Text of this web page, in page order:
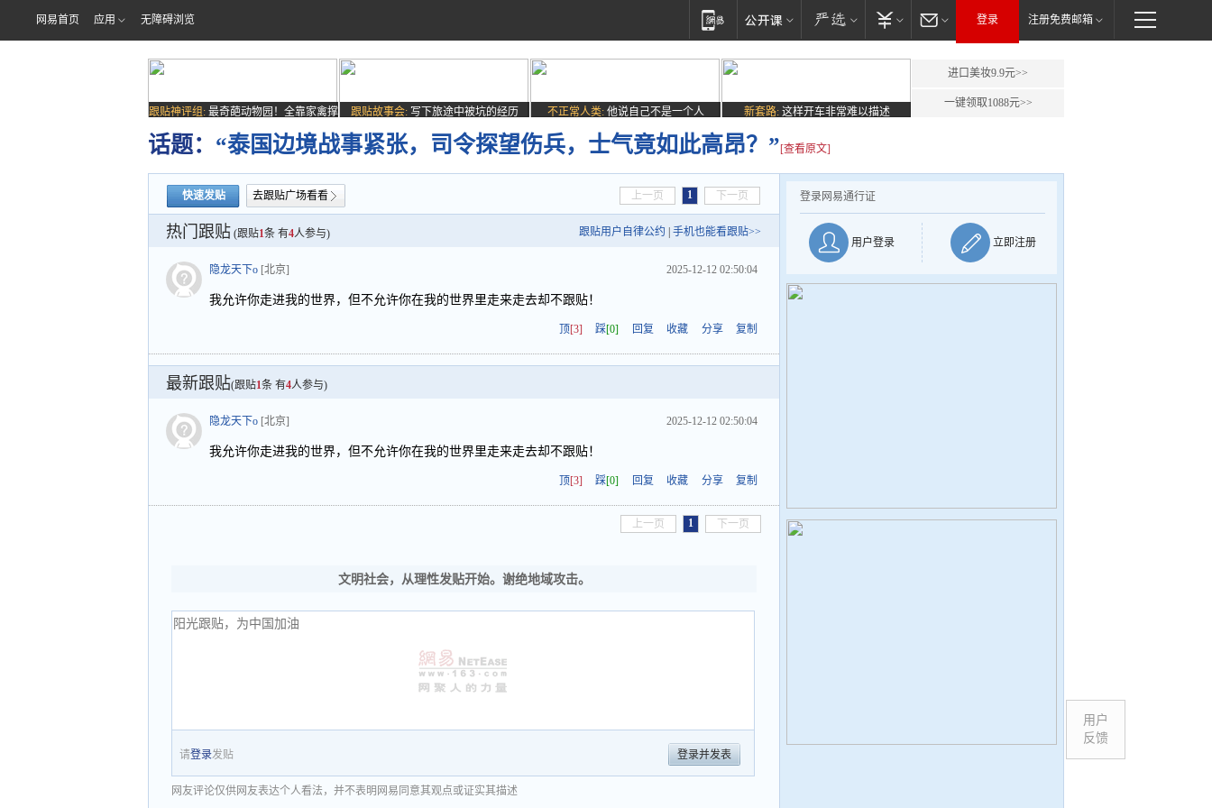
网易首页 应用 无障碍浏览 登录 注册免费邮箱
跟贴神评组: 最奇葩动物园！全靠家禽撑
场子
跟贴故事会: 写下旅途中被坑的经历 不正常人类: 他说自己不是一个人 新套路: 这样开车非常难以描述
进口美妆9.9元>>
一键领取1088元>>
话题： “泰国边境战事紧张，司令探望伤兵，士气竟如此高昂？”[查看原文]
快速发贴 去跟贴广场看看 上一页 1 下一页
热门跟贴 (跟贴1条 有4人参与) 跟贴用户自律公约 手机也能看跟贴>>
隐龙天下o [北京] 2025-12-12 02:50:04
我允许你走进我的世界，但不允许你在我的世界里走来走去却不跟贴！
顶[3] 踩[0] 回复 收藏 分享 复制
最新跟贴(跟贴1条 有4人参与)
隐龙天下o [北京] 2025-12-12 02:50:04
我允许你走进我的世界，但不允许你在我的世界里走来走去却不跟贴！
顶[3] 踩[0] 回复 收藏 分享 复制
上一页 1 下一页
文明社会，从理性发贴开始。谢绝地域攻击。
请登录发贴 登录并发表
网友评论仅供网友表达个人看法，并不表明网易同意其观点或证实其描述
登录网易通行证
用户登录 立即注册
用户
反馈